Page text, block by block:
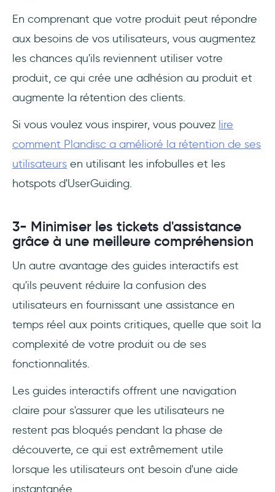
En comprenant que votre produit peut répondre
aux besoins de vos utilisateurs, vous augmentez
les chances qu'ils reviennent utiliser votre
produit, ce qui crée une adhésion au produit et
augmente la rétention des clients.
Si vous voulez vous inspirer, vous pouvez lire
comment Plandisc a amélioré la rétention de ses
utilisateurs en utilisant les infobulles et les
hotspots d'UserGuiding.
3- Minimiser les tickets d'assistance
grâce à une meilleure compréhension
Un autre avantage des guides interactifs est
qu'ils peuvent réduire la confusion des
utilisateurs en fournissant une assistance en
temps réel aux points critiques, quelle que soit la
complexité de votre produit ou de ses
fonctionnalités.
Les guides interactifs offrent une navigation
claire pour s'assurer que les utilisateurs ne
restent pas bloqués pendant la phase de
découverte, ce qui est extrêmement utile
lorsque les utilisateurs ont besoin d'une aide
instantanée.